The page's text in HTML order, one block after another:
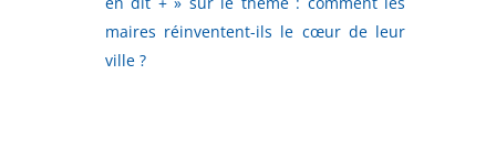
maires réinventent-ils le cœur de leur
ville ?